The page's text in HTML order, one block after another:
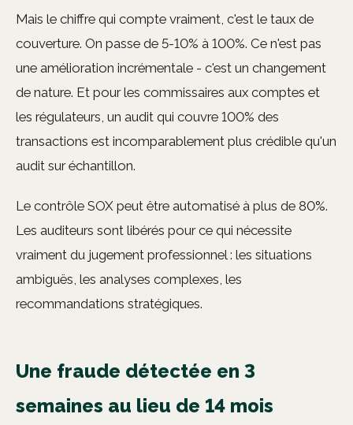
Mais le chiffre qui compte vraiment, c'est le taux de
couverture. On passe de 5-10% à 100%. Ce n'est pas
une amélioration incrémentale - c'est un changement
de nature. Et pour les commissaires aux comptes et
les régulateurs, un audit qui couvre 100% des
transactions est incomparablement plus crédible qu'un
audit sur échantillon.
Le contrôle SOX peut être automatisé à plus de 80%.
Les auditeurs sont libérés pour ce qui nécessite
vraiment du jugement professionnel : les situations
ambiguës, les analyses complexes, les
recommandations stratégiques.
Une fraude détectée en 3
semaines au lieu de 14 mois